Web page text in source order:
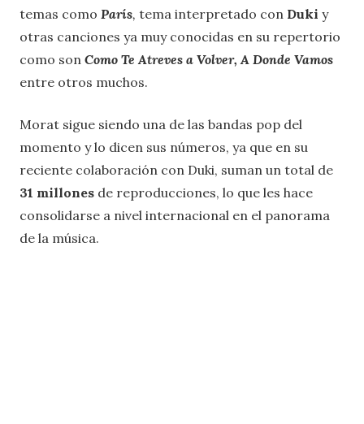
temas como París, tema interpretado con Duki y
otras canciones ya muy conocidas en su repertorio
como son Como Te Atreves a Volver, A Donde Vamos
entre otros muchos.
Morat sigue siendo una de las bandas pop del
momento y lo dicen sus números, ya que en su
reciente colaboración con Duki, suman un total de
31 millones de reproducciones, lo que les hace
consolidarse a nivel internacional en el panorama
de la música.